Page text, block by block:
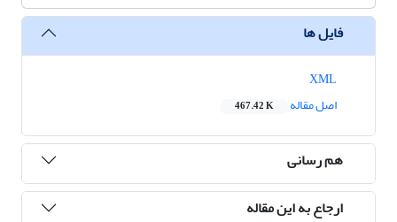
فایل ها
اصل مقاله
467.42 K
هم رسانی
ارجاع به این مقاله